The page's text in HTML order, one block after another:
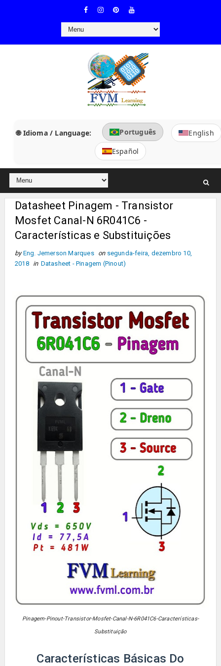
🌐 Idioma / Language: Português
English
Español
Datasheet Pinagem - Transistor
Mosfet Canal-N 6R041C6 -
Características e Substituições
by Eng. Jemerson Marques on segunda-feira, dezembro 10,
2018
in Datasheet - Pinagem (Pinout)
Pinagem-Pinout-Transistor-Mosfet-Canal-N-6R041C6-Características-
Substituição
Características Básicas Do